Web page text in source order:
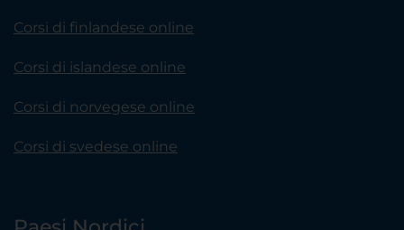
Corsi di finlandese online
Corsi di islandese online
Corsi di norvegese online
Corsi di svedese online